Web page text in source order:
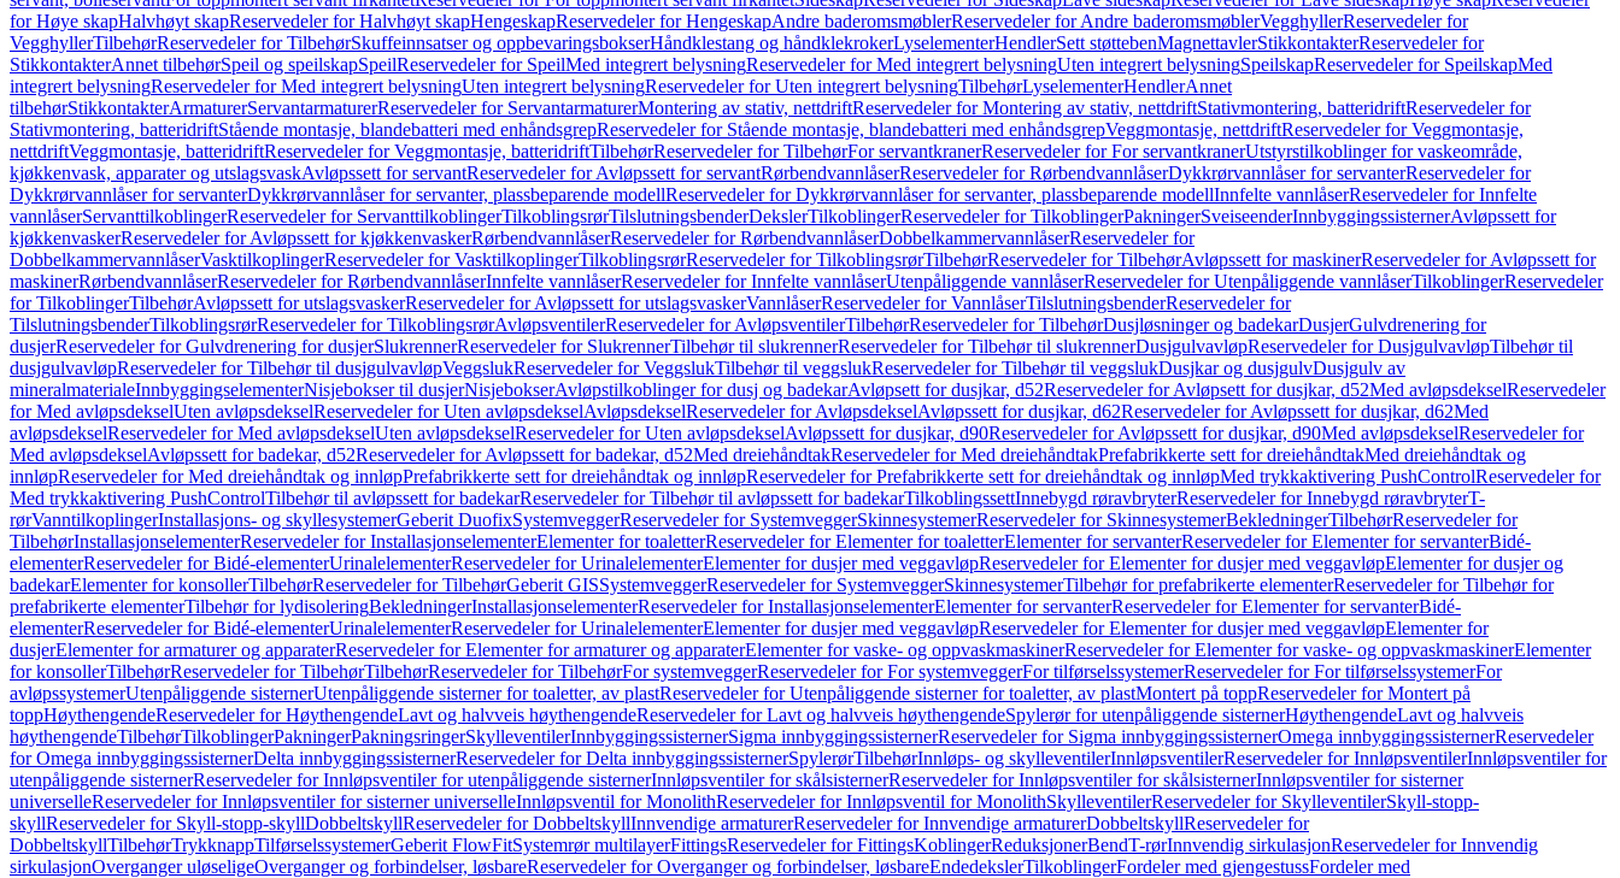
for Høye skapHalvhøyt skapReservedeler for Halvhøyt skapHengeskapReservedeler for HengeskapAndre baderomsmøblerReservedeler for Andre baderomsmøblerVegghyllerReservedeler for
VegghyllerTilbehørReservedeler for TilbehørSkuffeinnsatser og oppbevaringsbokserHåndklestang og håndklekrokerLyselementerHendlerSett støttebenMagnettavlerStikkontakterReservedeler for
StikkontakterAnnet tilbehørSpeil og speilskapSpeilReservedeler for SpeilMed integrert belysningReservedeler for Med integrert belysningUten integrert belysningSpeilskapReservedeler for SpeilskapMed
integrert belysningReservedeler for Med integrert belysningUten integrert belysningReservedeler for Uten integrert belysningTilbehørLyselementerHendlerAnnet
tilbehørStikkontakterArmaturerServantarmaturerReservedeler for ServantarmaturerMontering av stativ, nettdriftReservedeler for Montering av stativ, nettdriftStativmontering, batteridriftReservedeler for
Stativmontering, batteridriftStående montasje, blandebatteri med enhåndsgrepReservedeler for Stående montasje, blandebatteri med enhåndsgrepVeggmontasje, nettdriftReservedeler for Veggmontasje,
nettdriftVeggmontasje, batteridriftReservedeler for Veggmontasje, batteridriftTilbehørReservedeler for TilbehørFor servantkranerReservedeler for For servantkranerUtstyrstilkoblinger for vaskeområde,
kjøkkenvask, apparater og utslagsvaskAvløpssett for servantReservedeler for Avløpssett for servantRørbendvannlåserReservedeler for RørbendvannlåserDykkrørvannlåser for servanterReservedeler for
Dykkrørvannlåser for servanterDykkrørvannlåser for servanter, plassbeparende modellReservedeler for Dykkrørvannlåser for servanter, plassbeparende modellInnfelte vannlåserReservedeler for Innfelte
vannlåserServanttilkoblingerReservedeler for ServanttilkoblingerTilkoblingsrørTilslutningsbenderDekslerTilkoblingerReservedeler for TilkoblingerPakningerSveiseenderInnbyggingssisternerAvløpssett for
kjøkkenvaskerReservedeler for Avløpssett for kjøkkenvaskerRørbendvannlåserReservedeler for RørbendvannlåserDobbelkammervannlåserReservedeler for
DobbelkammervannlåserVasktilkoplingerReservedeler for VasktilkoplingerTilkoblingsrørReservedeler for TilkoblingsrørTilbehørReservedeler for TilbehørAvløpssett for maskinerReservedeler for Avløpssett for
maskinerRørbendvannlåserReservedeler for RørbendvannlåserInnfelte vannlåserReservedeler for Innfelte vannlåserUtenpåliggende vannlåserReservedeler for Utenpåliggende vannlåserTilkoblingerReservedeler
for TilkoblingerTilbehørAvløpssett for utslagsvaskerReservedeler for Avløpssett for utslagsvaskerVannlåserReservedeler for VannlåserTilslutningsbenderReservedeler for
TilslutningsbenderTilkoblingsrørReservedeler for TilkoblingsrørAvløpsventilerReservedeler for AvløpsventilerTilbehørReservedeler for TilbehørDusjløsninger og badekarDusjerGulvdrenering for
dusjerReservedeler for Gulvdrenering for dusjerSlukrennerReservedeler for SlukrennerTilbehør til slukrennerReservedeler for Tilbehør til slukrennerDusjgulvavløpReservedeler for DusjgulvavløpTilbehør til
dusjgulvavløpReservedeler for Tilbehør til dusjgulvavløpVeggslukReservedeler for VeggslukTilbehør til veggslukReservedeler for Tilbehør til veggslukDusjkar og dusjgulvDusjgulv av
mineralmaterialeInnbyggingselementerNisjebokser til dusjerNisjebokserAvløpstilkoblinger for dusj og badekarAvløpsett for dusjkar, d52Reservedeler for Avløpsett for dusjkar, d52Med avløpsdekselReservedeler
for Med avløpsdekselUten avløpsdekselReservedeler for Uten avløpsdekselAvløpsdekselReservedeler for AvløpsdekselAvløpssett for dusjkar, d62Reservedeler for Avløpssett for dusjkar, d62Med
avløpsdekselReservedeler for Med avløpsdekselUten avløpsdekselReservedeler for Uten avløpsdekselAvløpssett for dusjkar, d90Reservedeler for Avløpssett for dusjkar, d90Med avløpsdekselReservedeler for
Med avløpsdekselAvløpssett for badekar, d52Reservedeler for Avløpssett for badekar, d52Med dreiehåndtakReservedeler for Med dreiehåndtakPrefabrikkerte sett for dreiehåndtakMed dreiehåndtak og
innløpReservedeler for Med dreiehåndtak og innløpPrefabrikkerte sett for dreiehåndtak og innløpReservedeler for Prefabrikkerte sett for dreiehåndtak og innløpMed trykkaktivering PushControlReservedeler for
Med trykkaktivering PushControlTilbehør til avløpssett for badekarReservedeler for Tilbehør til avløpssett for badekarTilkoblingssettInnebygd røravbryterReservedeler for Innebygd røravbryterT-
rørVanntilkoplingerInstallasjons- og skyllesystemerGeberit DuofixSystemveggerReservedeler for SystemveggerSkinnesystemerReservedeler for SkinnesystemerBekledningerTilbehørReservedeler for
TilbehørInstallasjonselementerReservedeler for InstallasjonselementerElementer for toaletterReservedeler for Elementer for toaletterElementer for servanterReservedeler for Elementer for servanterBidé-
elementerReservedeler for Bidé-elementerUrinalelementerReservedeler for UrinalelementerElementer for dusjer med veggavløpReservedeler for Elementer for dusjer med veggavløpElementer for dusjer og
badekarElementer for konsollerTilbehørReservedeler for TilbehørGeberit GISSystemveggerReservedeler for SystemveggerSkinnesystemerTilbehør for prefabrikerte elementerReservedeler for Tilbehør for
prefabrikerte elementerTilbehør for lydisoleringBekledningerInstallasjonselementerReservedeler for InstallasjonselementerElementer for servanterReservedeler for Elementer for servanterBidé-
elementerReservedeler for Bidé-elementerUrinalelementerReservedeler for UrinalelementerElementer for dusjer med veggavløpReservedeler for Elementer for dusjer med veggavløpElementer for
dusjerElementer for armaturer og apparaterReservedeler for Elementer for armaturer og apparaterElementer for vaske- og oppvaskmaskinerReservedeler for Elementer for vaske- og oppvaskmaskinerElementer
for konsollerTilbehørReservedeler for TilbehørTilbehørReservedeler for TilbehørFor systemveggerReservedeler for For systemveggerFor tilførselssystemerReservedeler for For tilførselssystemerFor
avløpssystemerUtenpåliggende sisternerUtenpåliggende sisterner for toaletter, av plastReservedeler for Utenpåliggende sisterner for toaletter, av plastMontert på toppReservedeler for Montert på
toppHøythengendeReservedeler for HøythengendeLavt og halvveis høythengendeReservedeler for Lavt og halvveis høythengendeSpylerør for utenpåliggende sisternerHøythengendeLavt og halvveis
høythengendeTilbehørTilkoblingerPakningerPakningsringerSkylleventilerInnbyggingssisternerSigma innbyggingssisternerReservedeler for Sigma innbyggingssisternerOmega innbyggingssisternerReservedeler
for Omega innbyggingssisternerDelta innbyggingssisternerReservedeler for Delta innbyggingssisternerSpylerørTilbehørInnløps- og skylleventilerInnløpsventilerReservedeler for InnløpsventilerInnløpsventiler for
utenpåliggende sisternerReservedeler for Innløpsventiler for utenpåliggende sisternerInnløpsventiler for skålsisternerReservedeler for Innløpsventiler for skålsisternerInnløpsventiler for sisterner
universelleReservedeler for Innløpsventiler for sisterner universelleInnløpsventil for MonolithReservedeler for Innløpsventil for MonolithSkylleventilerReservedeler for SkylleventilerSkyll-stopp-
skyllReservedeler for Skyll-stopp-skyllDobbeltskyllReservedeler for DobbeltskyllInnvendige armaturerReservedeler for Innvendige armaturerDobbeltskyllReservedeler for
DobbeltskyllTilbehørTrykknappTilførselssystemerGeberit FlowFitSystemrør multilayerFittingsReservedeler for FittingsKoblingerReduksjonerBendT-rørInnvendig sirkulasjonReservedeler for Innvendig
sirkulasjonOverganger uløseligeOverganger og forbindelser, løsbareReservedeler for Overganger og forbindelser, løsbareEndedekslerTilkoblingerFordeler med gjengestussFordeler med